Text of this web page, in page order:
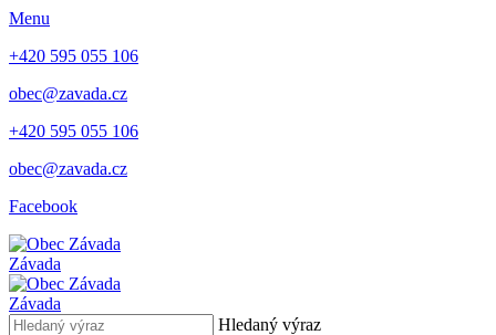
Menu
+420 595 055 106
obec@zavada.cz
+420 595 055 106
obec@zavada.cz
Facebook
Závada
Závada
Hledaný výraz